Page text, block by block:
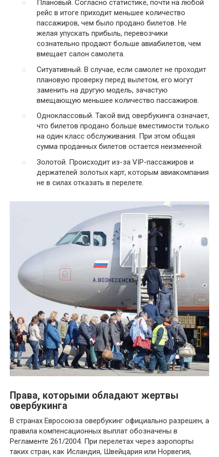
Плановый. Согласно статистике, почти на любой
рейс в итоге приходит меньшее количество
пассажиров, чем было продано билетов. Не
желая упускать прибыль, перевозчики
сознательно продают больше авиабилетов, чем
вмещает салон самолета.
Ситуативный. В случае, если самолет не проходит
плановую проверку перед вылетом, его могут
заменить на другую модель, зачастую
вмещающую меньшее количество пассажиров.
Одноклассовый. Такой вид овербукинга означает,
что билетов продано больше вместимости только
на один класс обслуживания. При этом общая
сумма проданных билетов остается неизменной.
Золотой. Происходит из-за VIP-пассажиров и
держателей золотых карт, которым авиакомпания
не в силах отказать в перелете.
Права, которыми обладают жертвы
овербукинга
В странах Евросоюза овербукинг официально разрешен, а
правила компенсационных выплат обозначены в
Регламенте 261/2004. При перелетах через аэропорты
таких стран, как Исландия, Швейцария или Норвегия,